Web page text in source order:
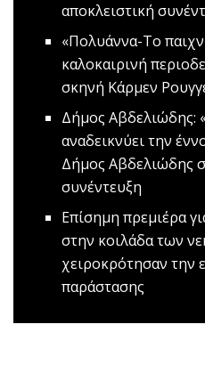
αποκλειστική
«Πολυάννα-Το
καλοκαιρινή
σκηνή Κάρμεν
Δήμος Αβδελιώδης:
αναδεικνύει την
Δήμος Αβδελιώδης
συνέντευξη
Eπίσημη πρεμιέρα
στην κοιλάδα των
χειροκρότησαν την
παράστασης